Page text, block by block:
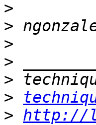
>
>
>
>
>
>
> http://